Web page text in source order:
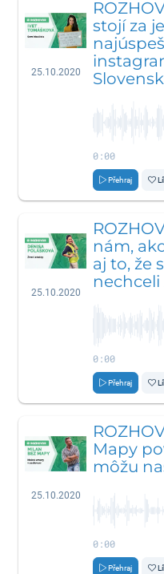
25.10.2020
stojí za
0:00
Přehraj
25.10.2020
nám,
aj to, že
nechceli
0:00
Přehraj
25.10.2020
Mapy
môžu
0:00
Přehraj